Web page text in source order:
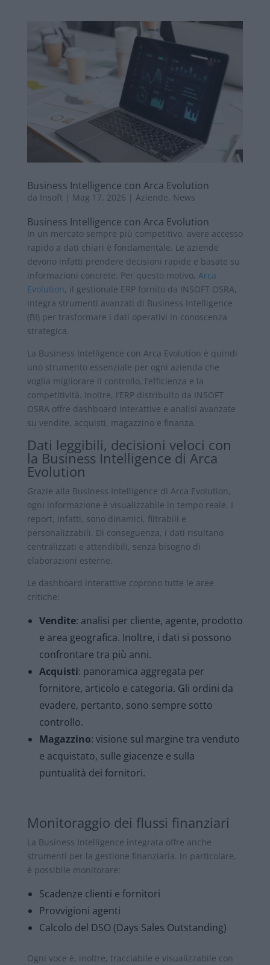
Business Intelligence con Arca Evolution
da Insoft | Mag 17, 2026 | Aziende, News
Business Intelligence con Arca Evolution
In un mercato sempre più competitivo, avere accesso
rapido a dati chiari è fondamentale. Le aziende
devono infatti prendere decisioni rapide e basate su
informazioni concrete. Per questo motivo, Arca
Evolution, il gestionale ERP fornito da INSOFT OSRA,
integra strumenti avanzati di Business Intelligence
(BI) per trasformare i dati operativi in conoscenza
strategica.
La Business Intelligence con Arca Evolution è quindi
uno strumento essenziale per ogni azienda che
voglia migliorare il controllo, l’efficienza e la
competitività. Inoltre, l’ERP distribuito da INSOFT
OSRA offre dashboard interattive e analisi avanzate
su vendite, acquisti, magazzino e finanza.
Dati leggibili, decisioni veloci con
la Business Intelligence di Arca
Evolution
Grazie alla Business Intelligence di Arca Evolution,
ogni informazione è visualizzabile in tempo reale. I
report, infatti, sono dinamici, filtrabili e
personalizzabili. Di conseguenza, i dati risultano
centralizzati e attendibili, senza bisogno di
elaborazioni esterne.
Le dashboard interattive coprono tutte le aree
critiche:
Vendite: analisi per cliente, agente, prodotto
e area geografica. Inoltre, i dati si possono
confrontare tra più anni.
Acquisti: panoramica aggregata per
fornitore, articolo e categoria. Gli ordini da
evadere, pertanto, sono sempre sotto
controllo.
Magazzino: visione sul margine tra venduto
e acquistato, sulle giacenze e sulla
puntualità dei fornitori.
Monitoraggio dei flussi finanziari
La Business Intelligence integrata offre anche
strumenti per la gestione finanziaria. In particolare,
è possibile monitorare:
Scadenze clienti e fornitori
Provvigioni agenti
Calcolo del DSO (Days Sales Outstanding)
Ogni voce è, inoltre, tracciabile e visualizzabile con